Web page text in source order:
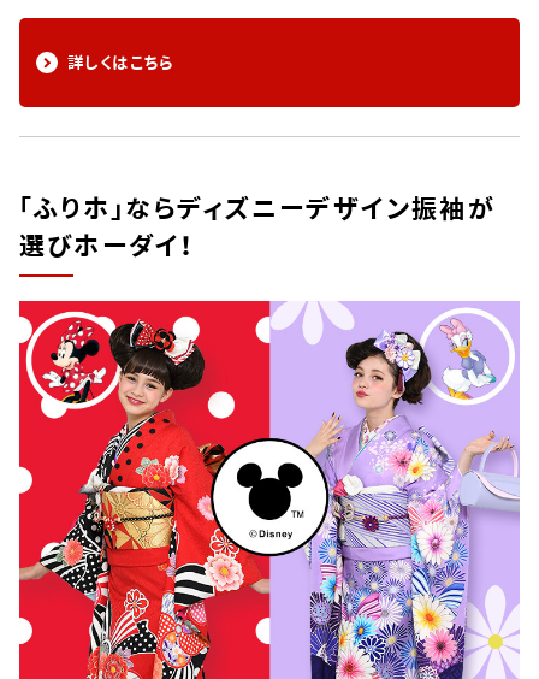
詳しくはこちら
「ふりホ」ならディズニーデザイン振袖が
選びホーダイ！